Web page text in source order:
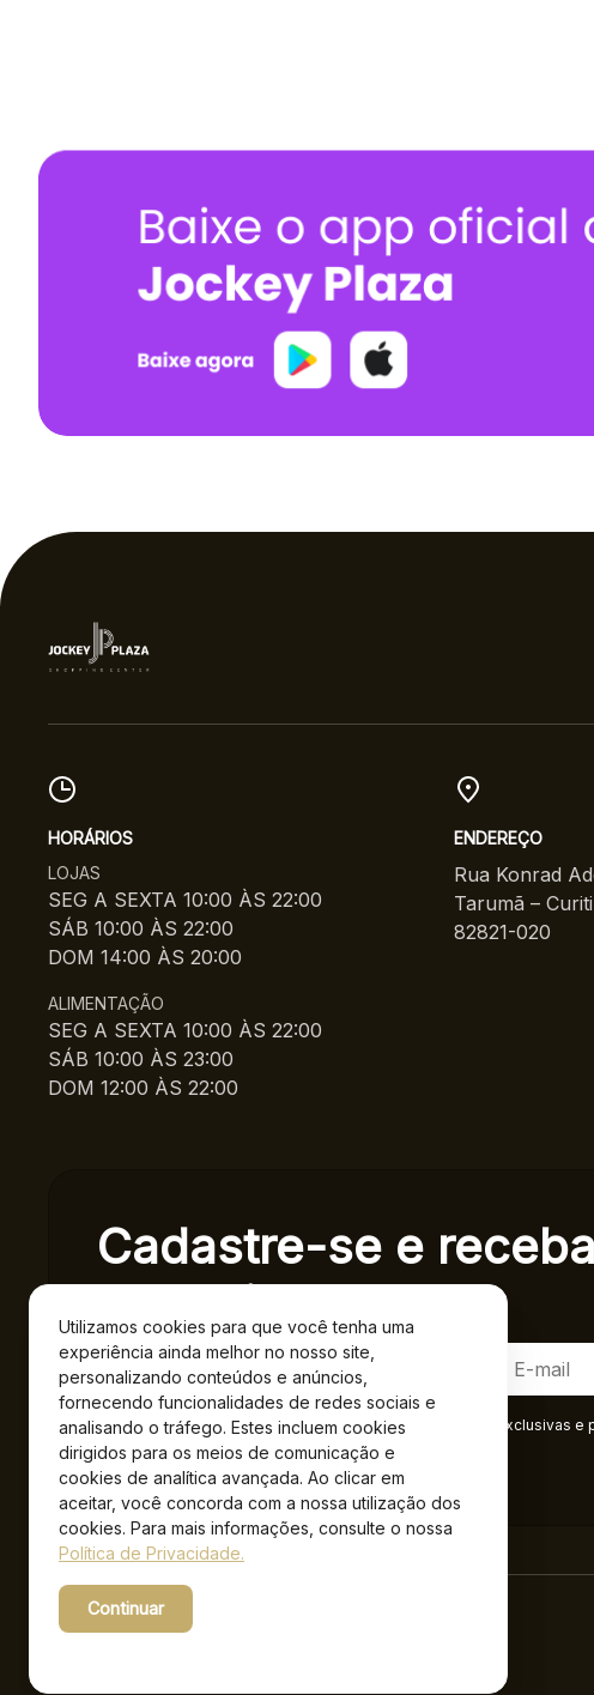
Utilizamos cookies para que você tenha uma
experiência ainda melhor no nosso site,
personalizando conteúdos e anúncios,
fornecendo funcionalidades de redes sociais e
analisando o tráfego. Estes incluem cookies
dirigidos para os meios de comunicação e
cookies de analítica avançada. Ao clicar em
aceitar, você concorda com a nossa utilização dos
cookies. Para mais informações, consulte o nossa
Política de Privacidade.
Continuar
HORÁRIOS
LOJAS
SEG A SEXTA 10:00 ÀS 22:00
SÁB 10:00 ÀS 22:00
DOM 14:00 ÀS 20:00
ALIMENTAÇÃO
SEG A SEXTA 10:00 ÀS 22:00
SÁB 10:00 ÀS 23:00
DOM 12:00 ÀS 22:00
ENDEREÇO
Rua Konrad
Tarumã –
82821-020
Cadastre-se e receba
exclusivas.
Ao se cadastrar você confirma em receber informações exclusivas e
Privacidade.*